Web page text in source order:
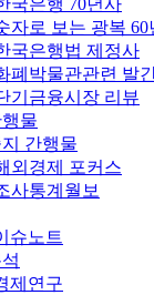
국은행 70년사
자로 보는 광복 60
국은행법 제정사
폐박물관관련 발
기금융시장 리뷰
물
간행물
외경제 포커스
사통계월보
슈노트
제연구